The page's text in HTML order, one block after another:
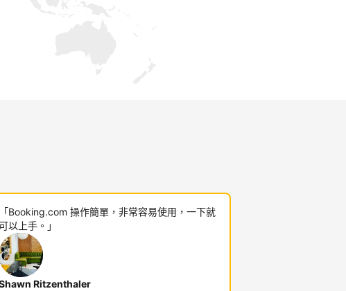
「Booking.com 操作簡單，非常容易使用，一下就
以上手。」
Ritzenthaler